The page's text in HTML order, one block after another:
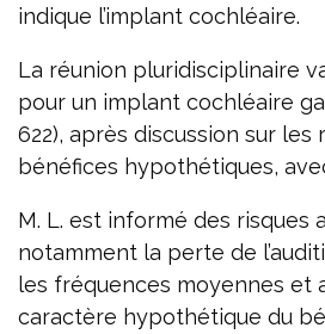
indique l’implant cochléaire.
La réunion pluridisciplinaire
pour un implant cochléaire
622), après discussion sur les
bénéfices hypothétiques,
M. L. est informé des risques
notamment la perte de
les fréquences moyennes et
caractère hypothétique du